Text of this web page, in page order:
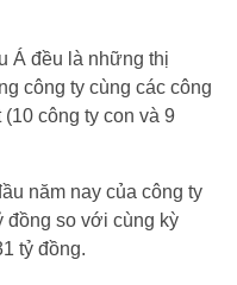
Á đều là những thị
công ty cùng các công
công ty con và 9
năm nay của công ty
đồng so với cùng kỳ
tỷ đồng.